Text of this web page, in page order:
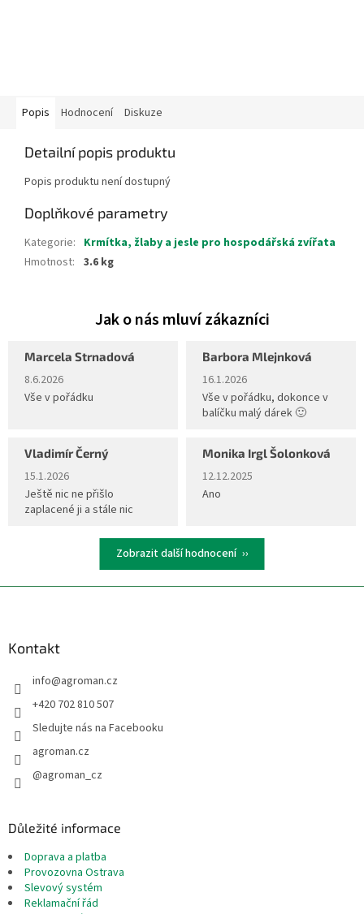
Popis Hodnocení Diskuze
Detailní popis produktu
Popis produktu není dostupný
Doplňkové parametry
Kategorie: Krmítka, žlaby a jesle pro hospodářská zvířata
Hmotnost: 3.6 kg
Marcela Strnadová
Hodnocení obchodu je 5 z 5 hvězdiček.
8.6.2026
Vše v pořádku
Barbora Mlejnková
Hodnocení obchodu je 5 z 5
16.1.2026
Vše v pořádku, dokonce v
balíčku malý dárek 🙂
Vladimír Černý
Hodnocení obchodu je 5 z 5 hvězdiček.
15.1.2026
Ještě nic ne přišlo
zaplacené ji a stále nic
Monika Irgl Šolonková
Hodnocení obchodu je 5 z 5
12.12.2025
Ano
Zobrazit další hodnocení
Kontakt
info@agroman.cz
+420 702 810 507
Sledujte nás na Facebooku
agroman.cz
@agroman_cz
Důležité informace
Doprava a platba
Provozovna Ostrava
Slevový systém
Reklamační řád